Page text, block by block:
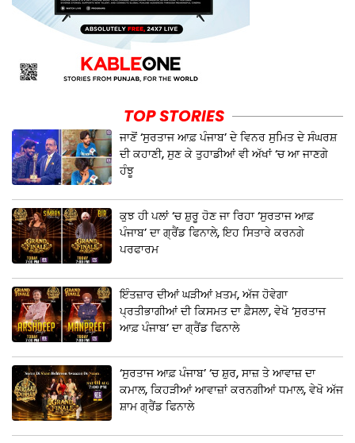
TOP STORIES
ਜਾਣੋਂ ‘ਸੁਰਤਾਜ ਆਫ਼ ਪੰਜਾਬ’ ਦੇ ਵਿਨਰ ਸੁਮਿਤ ਦੇ ਸੰਘਰਸ਼
ਦੀ ਕਹਾਣੀ, ਸੁਣ ਕੇ ਤੁਹਾਡੀਆਂ ਵੀ ਅੱਖਾਂ ‘ਚ ਆ ਜਾਣਗੇ
ਹੰਝੂ
ਕੁਝ ਹੀ ਪਲਾਂ ‘ਚ ਸ਼ੁਰੂ ਹੋਣ ਜਾ ਰਿਹਾ ‘ਸੁਰਤਾਜ ਆਫ਼
ਪੰਜਾਬ’ ਦਾ ਗ੍ਰੈਂਡ ਫਿਨਾਲੇ, ਇਹ ਸਿਤਾਰੇ ਕਰਨਗੇ
ਪਰਫਾਰਮ
ਇੰਤਜ਼ਾਰ ਦੀਆਂ ਘੜੀਆਂ ਖ਼ਤਮ, ਅੱਜ ਹੋਵੇਗਾ
ਪ੍ਰਤੀਭਾਗੀਆਂ ਦੀ ਕਿਸਮਤ ਦਾ ਫ਼ੈਸਲਾ, ਵੇਖੋ ‘ਸੁਰਤਾਜ
ਆਫ਼ ਪੰਜਾਬ’ ਦਾ ਗ੍ਰੈਂਡ ਫਿਨਾਲੇ
‘ਸੁਰਤਾਜ ਆਫ਼ ਪੰਜਾਬ’ ‘ਚ ਸ਼ੁਰ, ਸਾਜ਼ ਤੇ ਆਵਾਜ਼ ਦਾ
ਕਮਾਲ, ਕਿਹੜੀਆਂ ਆਵਾਜ਼ਾਂ ਕਰਨਗੀਆਂ ਧਮਾਲ, ਵੇਖੋ ਅੱਜ
ਸ਼ਾਮ ਗ੍ਰੈਂਡ ਫਿਨਾਲੇ